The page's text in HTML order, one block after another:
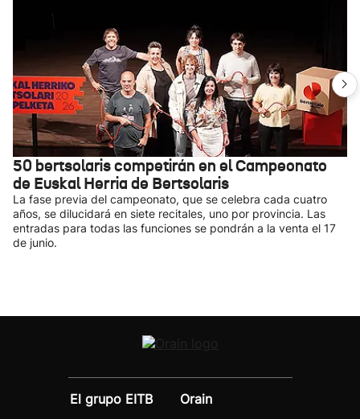
50 bertsolaris competirán en el Campeonato
de Euskal Herria de Bertsolaris
La fase previa del campeonato, que se celebra cada cuatro
años, se dilucidará en siete recitales, uno por provincia. Las
entradas para todas las funciones se pondrán a la venta el 17
de junio.
El grupo EITB
Orain